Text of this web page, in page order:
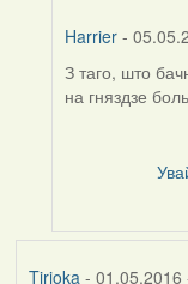
Harrier-
In
reply
З таго, што
на гняздзе
Tirioka - 01.05.2016